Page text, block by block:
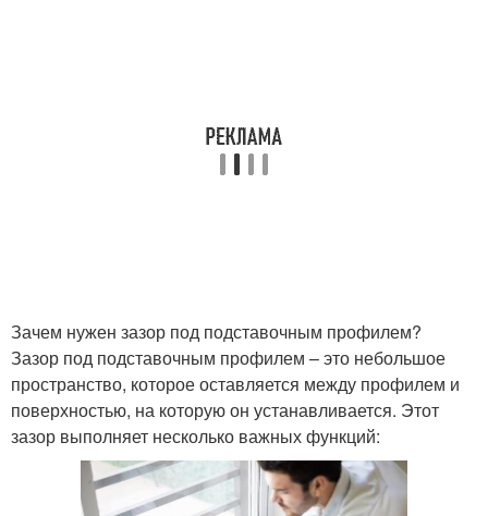
Зачем нужен зазор под подставочным профилем?
Зазор под подставочным профилем – это небольшое
пространство, которое оставляется между профилем и
поверхностью, на которую он устанавливается. Этот
зазор выполняет несколько важных функций: